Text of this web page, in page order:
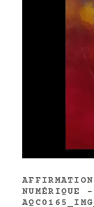
NUMÉRIQUE -